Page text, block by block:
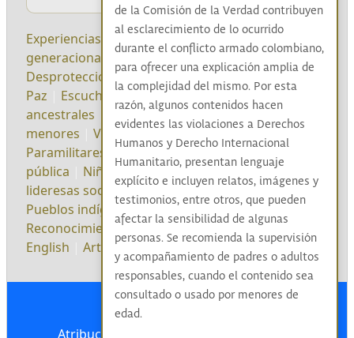
Experiencias en la guerra|Impactos
generacionales|Impactos culturales|
Desprotección |Futuros posibles|Iniciativas de
Paz
Escucha |Prácticas espirituales y
ancestrales
Resistencias|Reclutamiento de
menores
Violencias sexuales|Guerrillas|
Paramilitares/Grupos de autodefensa|Fuerza
pública
Niños, niñas y adolescentes|Líderes y
lideresas sociales|Comunidades negras|
Pueblos indígenas|Excombatientes |
Reconocimiento|Convivencia|No Repetición
English
Artistic and Cultural Activations|
Atribución-NoComercial-CompartirIgual
de la Comisión de la Verdad contribuyen
al esclarecimiento de lo ocurrido
durante el conflicto armado colombiano,
para ofrecer una explicación amplia de
la complejidad del mismo. Por esta
razón, algunos contenidos hacen
evidentes las violaciones a Derechos
Humanos y Derecho Internacional
Humanitario, presentan lenguaje
explícito e incluyen relatos, imágenes y
testimonios, entre otros, que pueden
afectar la sensibilidad de algunas
personas. Se recomienda la supervisión
y acompañamiento de padres o adultos
responsables, cuando el contenido sea
consultado o usado por menores de
edad.